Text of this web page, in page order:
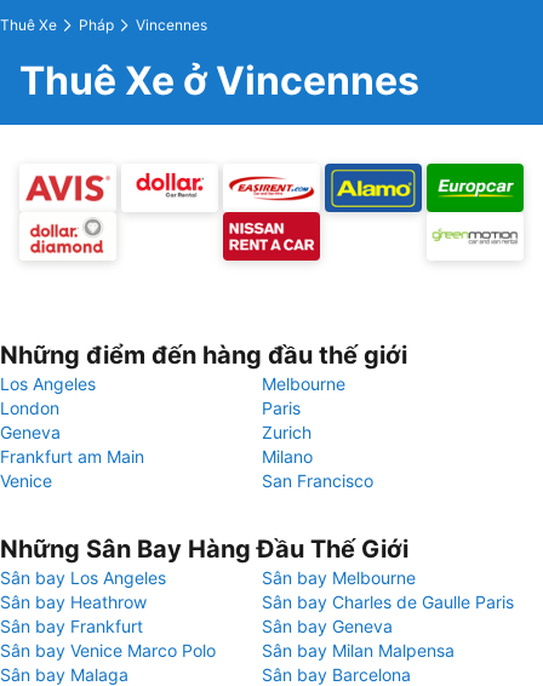
Thuê Xe Pháp Vincennes
Thuê Xe ở Vincennes
Những điểm đến hàng đầu thế giới
Los Angeles
Melbourne
London
Paris
Geneva
Zurich
Frankfurt am Main
Milano
Venice
San Francisco
Những Sân Bay Hàng Đầu Thế Giới
Sân bay Los Angeles
Sân bay Melbourne
Sân bay Heathrow
Sân bay Charles de Gaulle Paris
Sân bay Frankfurt
Sân bay Geneva
Sân bay Venice Marco Polo
Sân bay Milan Malpensa
Sân bay Malaga
Sân bay Barcelona